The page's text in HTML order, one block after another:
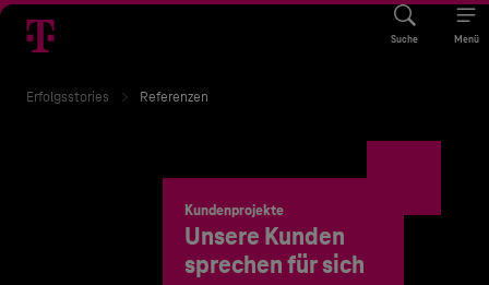
Suche Menü
Erfolgsstories Referenzen
Kundenprojekte
Unsere Kunden
sprechen für sich